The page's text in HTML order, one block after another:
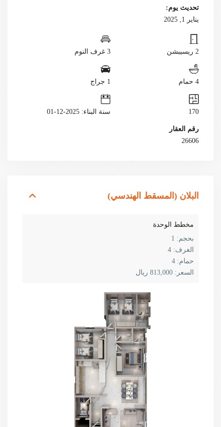
تحديث يوم:
يناير 1, 2025
2 ريسيبشن 3 غرف النوم
4 حمام 1 جراج
170 سنة البناء: 2025-12-01
رقم العقار
26606
البلان (المسقط الهندسي)
مخطط الوحدة
بحجم:
الغرف:4
حمام: 4
السعر:813,000 ريال